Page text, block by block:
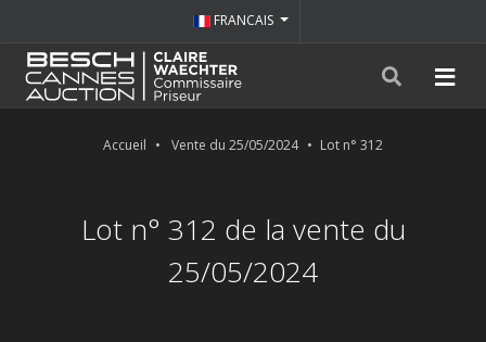
FRANCAIS
Accueil Vente du 25/05/2024 Lot n° 312
Lot n° 312 de la vente du
25/05/2024